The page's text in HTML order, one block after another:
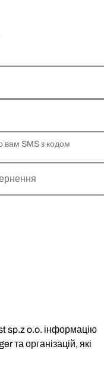
вам SMS з кодом
sp.z o.o. інформацію
та організацій, які